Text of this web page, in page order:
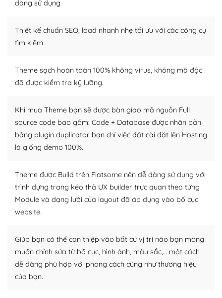
– Sở hữu một cộng đồng lớn, sẵn sàng hỗ trợ
khổng lồ được kiểm duyệt bởi các nhân viên và những
người cuồng tín WordPress.
kiếm những cộng đồng WordPress, họ sẽ giúp bạn trả
lời, giải đáp vấn đề của bạn.
Cộng đồng sử dụng WordPress sẵn sàng hỗ trợ bạn
Plugin mở rộng là thành phần cài đặt thêm vào
WordPress để tăng thêm các tính năng cần thiết. Có
nhiều plugin trả phí hoặc miễn phí.
plugin của WordPress rất phong phú. Bạn có thể thỏa
thích chọn lựa plugin và themes phù hợp cho mục đích
lập website của mình.
dàng sử dụng
Thiết kế chuẩn SEO, load nhanh nhẹ tối ưu với các công cụ
tìm kiếm
Theme sạch hoàn toàn 100% không virus, không mã độc
đã được kiểm tra kỹ lưỡng.
Khi mua Theme bạn sẽ được bàn giao mã nguồn Full
source code bao gồm: Code + Database được nhân bản
bằng plugin duplicator bạn chỉ việc đăt cài đặt lên Hosting
là giống demo 100%.
Theme được Build trên Flatsome nên dễ dàng sử dụng với
trình dựng trang kéo thả UX builder trực quan theo từng
Module và dạng lưới của layout đã áp dụng vào bố cục
website.
Giúp bạn có thể can thiệp vào bất cứ vị trí nào bạn mong
muốn chỉnh sửa từ bố cục, hình ảnh, màu sắc,… một cách
dễ dàng phù hợp với phong cách cũng như thương hiệu
của bạn.